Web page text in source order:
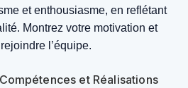
et enthousiasme, en reflétant
Montrez votre motivation et
l’équipe.
et Réalisations